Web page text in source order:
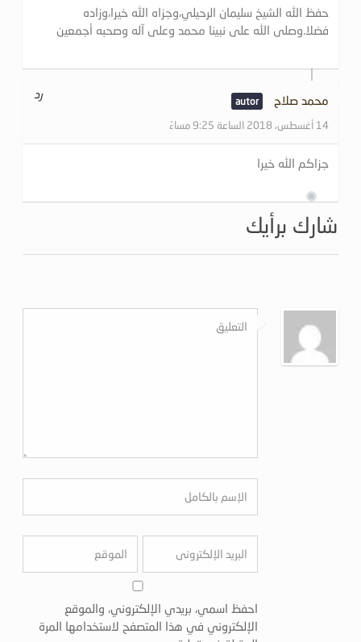
حفظ الله الشيخ سليمان الرحيلي،وجزاه الله خيرا،وزاده
فضلا.وصلى الله على نبينا محمد وعلى آله وصحبه أجمعين
محمد صلاح
14 أغسطس، 2018 الساعة 9:25 مساءً
رد
جزاكم الله خيرا
شارك برأيك
احفظ اسمي، بريدي الإلكتروني، والموقع
الإلكتروني في هذا المتصفح لاستخدامها المرة